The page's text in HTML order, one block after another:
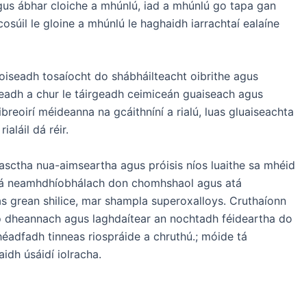
ábhar cloiche a mhúnlú, iad a mhúnlú go tapa gan
le gloine a mhúnlú le haghaidh iarrachtaí ealaíne
tosaíocht do shábháilteacht oibrithe agus
a chur le táirgeadh ceimiceán guaiseach agus
méideanna na gcáithníní a rialú, luas gluaiseachta
dá réir.
nua-aimseartha agus próisis níos luaithe sa mhéid
don chomhshaol agus atá
grean shilice, mar shampla superoxalloys. Cruthaíonn
agus laghdaítear an nochtadh féideartha do
tinneas riospráide a chruthú.; móide tá
úsáidí iolracha.